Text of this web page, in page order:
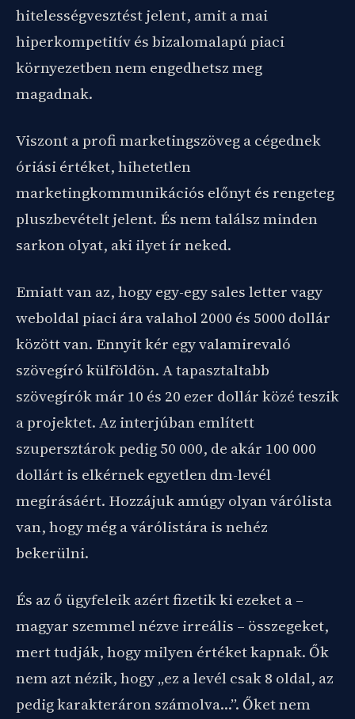
hitelességvesztést jelent, amit a mai
hiperkompetitív és bizalomalapú piaci
környezetben nem engedhetsz meg
magadnak.
Viszont a profi marketingszöveg a cégednek
óriási értéket, hihetetlen
marketingkommunikációs előnyt és rengeteg
pluszbevételt jelent. És nem találsz minden
sarkon olyat, aki ilyet ír neked.
Emiatt van az, hogy egy-egy sales letter vagy
weboldal piaci ára valahol 2000 és 5000 dollár
között van. Ennyit kér egy valamirevaló
szövegíró külföldön. A tapasztaltabb
szövegírók már 10 és 20 ezer dollár közé teszik
a projektet. Az interjúban említett
szupersztárok pedig 50 000, de akár 100 000
dollárt is elkérnek egyetlen dm-levél
megírásáért. Hozzájuk amúgy olyan várólista
van, hogy még a várólistára is nehéz
bekerülni.
És az ő ügyfeleik azért fizetik ki ezeket a –
magyar szemmel nézve irreális – összegeket,
mert tudják, hogy milyen értéket kapnak. Ők
nem azt nézik, hogy „ez a levél csak 8 oldal, az
pedig karakteráron számolva…”. Őket nem